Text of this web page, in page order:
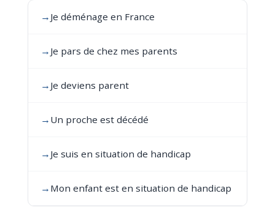
→ Je déménage en France
→ Je pars de chez mes parents
→ Je deviens parent
→ Un proche est décédé
→ Je suis en situation de handicap
→ Mon enfant est en situation de handicap